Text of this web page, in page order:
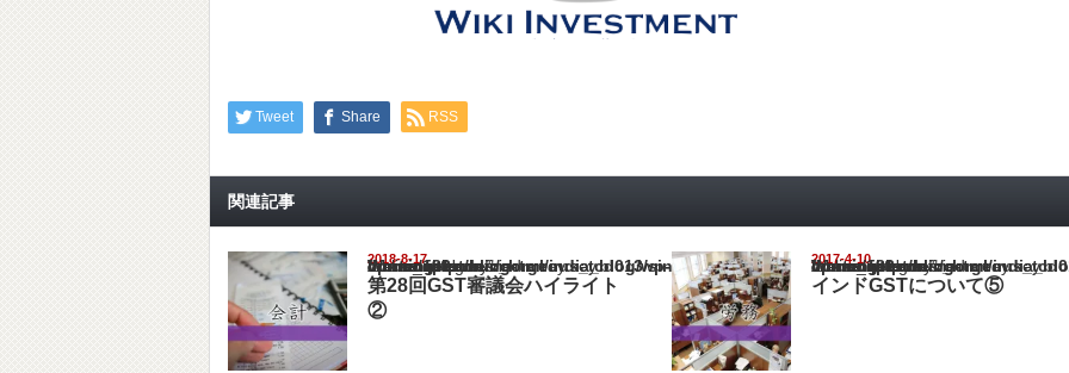
Tweet Share RSS
関連記事
2018-8-17
Warning
: Undefined array key "show_category" in
/home/netst/kuno-cpa.co.jp/public_html/india_blog/wp-content/themes/gorgeous_tcd013/single.php
on line183
第28回GST審議会ハイライト
②
2017-4-10
Warning
: Undefined array key "show_category" in
/home/netst/kuno-cpa.co.jp/public_html/india_blog/wp-content/
on line183
インドGSTについて⑤